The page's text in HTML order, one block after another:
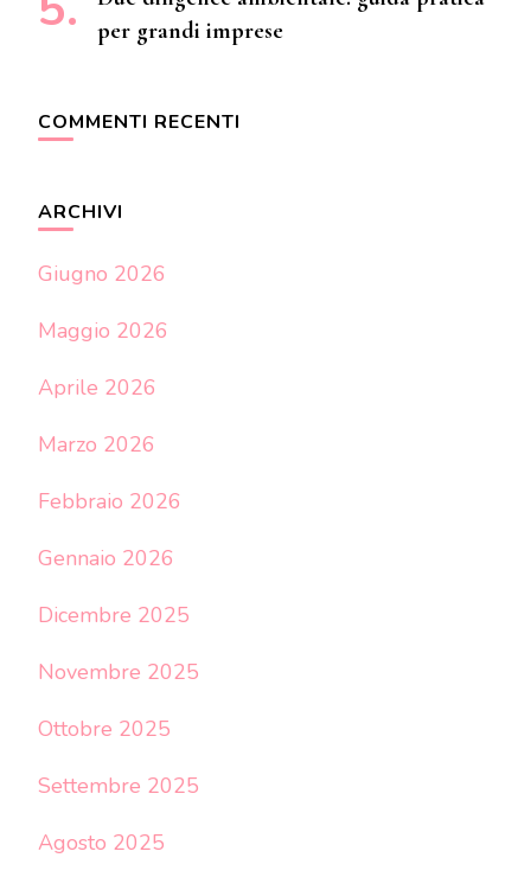
per grandi imprese
COMMENTI RECENTI
ARCHIVI
Giugno 2026
Maggio 2026
Aprile 2026
Marzo 2026
Febbraio 2026
Gennaio 2026
Dicembre 2025
Novembre 2025
Ottobre 2025
Settembre 2025
Agosto 2025